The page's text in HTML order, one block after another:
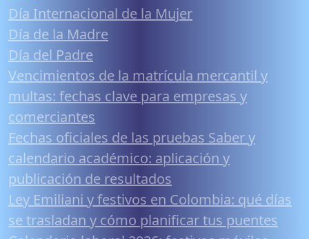
Día Internacional de la Mujer
Día de la Madre
Día del Padre
Vencimientos de la matrícula mercantil y
multas: fechas clave para empresas y
comerciantes
Fechas oficiales de las pruebas Saber y
calendario académico: aplicación y
publicación de resultados
Ley Emiliani y festivos en Colombia: qué días
se trasladan y cómo planificar tus puentes